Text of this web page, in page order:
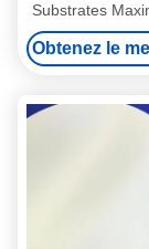
Substrates
Inch Diameter
Mm
Obtenez le